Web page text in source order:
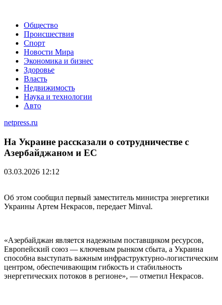
Общество
Происшествия
Спорт
Новости Мира
Экономика и бизнес
Здоровье
Власть
Недвижимость
Наука и технологии
Авто
netpress.ru
На Украине рассказали о сотрудничестве с
Азербайджаном и ЕС
03.03.2026 12:12
Об этом сообщил первый заместитель министра энергетики
Украины Артем Некрасов, передает Minval.
«Азербайджан является надежным поставщиком ресурсов,
Европейский союз — ключевым рынком сбыта, а Украина
способна выступать важным инфраструктурно-логистическим
центром, обеспечивающим гибкость и стабильность
энергетических потоков в регионе», — отметил Некрасов.